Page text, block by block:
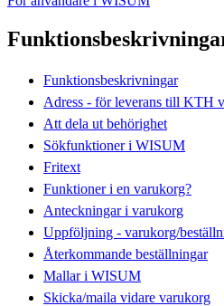
Funktionsbeskrivningar
Adress - för leverans till KTH
Att dela ut behörighet
Sökfunktioner i WISUM
Fritext
Funktioner i en varukorg?
Anteckningar i varukorg
Uppföljning - varukorg/
Återkommande beställningar
Mallar i WISUM
Skicka/maila vidare varukorg